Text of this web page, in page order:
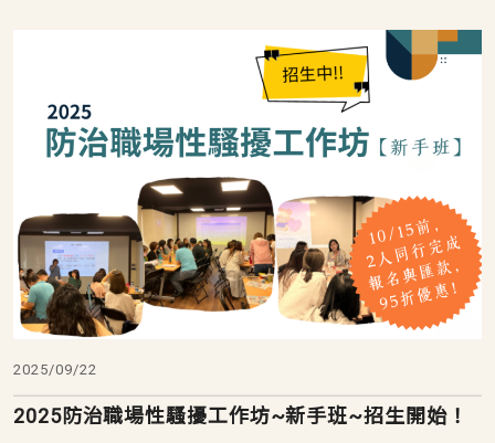
2025/09/22
2025防治職場性騷擾工作坊~新手班~招生開始！